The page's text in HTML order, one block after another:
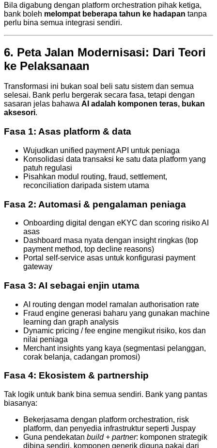
Bila digabung dengan platform orchestration pihak ketiga,
bank boleh melompat beberapa tahun ke hadapan tanpa
perlu bina semua integrasi sendiri.
6. Peta Jalan Modernisasi: Dari Teori
ke Pelaksanaan
Transformasi ini bukan soal beli satu sistem dan semua
selesai. Bank perlu bergerak secara fasa, tetapi dengan
sasaran jelas bahawa AI adalah komponen teras, bukan
aksesori.
Fasa 1: Asas platform & data
Wujudkan unified payment API untuk peniaga
Konsolidasi data transaksi ke satu data platform yang
patuh regulasi
Pisahkan modul routing, fraud, settlement,
reconciliation daripada sistem utama
Fasa 2: Automasi & pengalaman peniaga
Onboarding digital dengan eKYC dan scoring risiko AI
asas
Dashboard masa nyata dengan insight ringkas (top
payment method, top decline reasons)
Portal self-service asas untuk konfigurasi payment
gateway
Fasa 3: AI sebagai enjin utama
AI routing dengan model ramalan authorisation rate
Fraud engine generasi baharu yang gunakan machine
learning dan graph analysis
Dynamic pricing / fee engine mengikut risiko, kos dan
nilai peniaga
Merchant insights yang kaya (segmentasi pelanggan,
corak belanja, cadangan promosi)
Fasa 4: Ekosistem & partnership
Tak logik untuk bank bina semua sendiri. Bank yang pantas
biasanya:
Bekerjasama dengan platform orchestration, risk
platform, dan penyedia infrastruktur seperti Juspay
Guna pendekatan build + partner: komponen strategik
dibina sendiri, komponen generik diguna pakai dari